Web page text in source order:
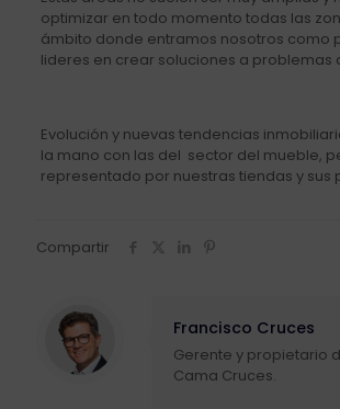
optimizar en todo momento todas las
ámbito donde entramos nosotros como
lideres en crear soluciones a problemas
Evolución y nuevas tendencias
la mano con las del sector del mueble,
representado por nuestras tiendas y sus
Compartir
Francisco Cruces
Gerente y propietario
Cama Cruces.